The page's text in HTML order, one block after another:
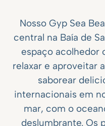
Nosso Gyp Sea
central na Baía de
espaço acolhedor
relaxar e aproveitar
saborear
internacionais em
mar, com o
deslumbrante. Os